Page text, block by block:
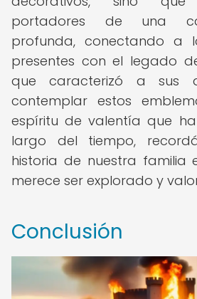
portadores de una
profunda, conectando a
presentes con el legado
que caracterizó a sus
contemplar estos
espíritu de valentía que
largo del tiempo,
historia de nuestra familia
merece ser explorado y
Conclusión